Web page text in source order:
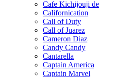
Cafe Kichijouji de
Californication
Call of Duty
Call of Juarez
Cameron Diaz
Candy Candy
Cantarella
Captain America
Captain Marvel